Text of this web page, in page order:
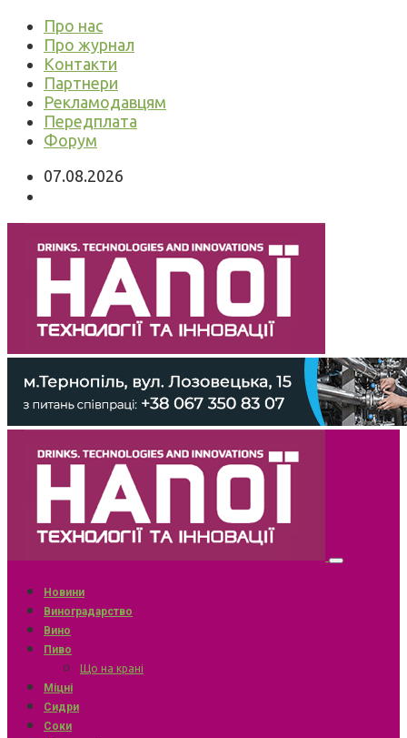
Про нас
Про журнал
Контакти
Партнери
Рекламодавцям
Передплата
Форум
07.08.2026
Новини
Виноградарство
Вино
Пиво
Що на крані
Міцні
Сидри
Соки